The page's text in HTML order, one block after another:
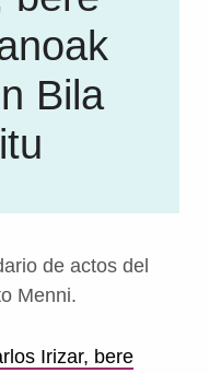
Bila
de actos del
Menni.
Irizar, bere